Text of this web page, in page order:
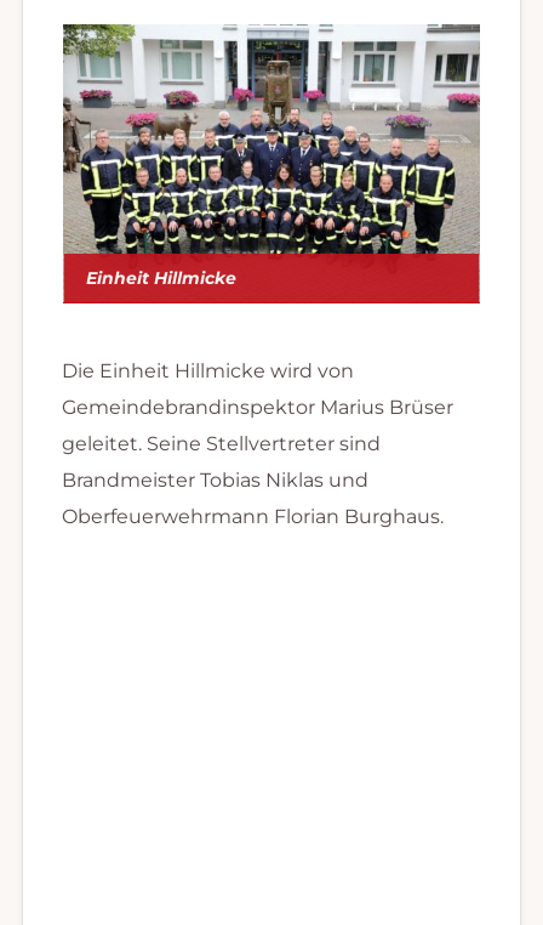
Einheit Hillmicke
Die Einheit Hillmicke wird von
Gemeindebrandinspektor Marius Brüser
geleitet. Seine Stellvertreter sind
Brandmeister Tobias Niklas und
Oberfeuerwehrmann Florian Burghaus.